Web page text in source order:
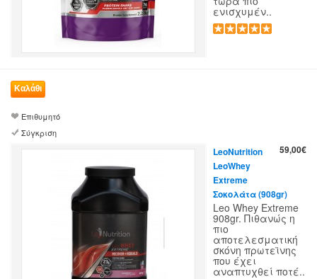
ενισχυμέν..
Επιθυμητό
Σύγκριση
59,00€
LeoNutrition
LeoWhey
Extreme
Σοκολάτα (908gr)
Leo Whey Extreme
908gr. Πιθανώς η
πιο
αποτελεσματική
σκόνη πρωτεϊνης
που έχει
αναπτυχθεί ποτέ..